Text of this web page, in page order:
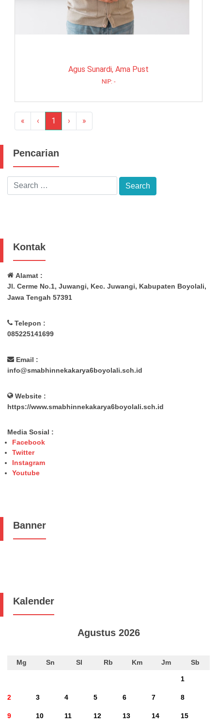
Agus Sunardi, Ama Pust
NIP: -
« ‹ 1 › »
Pencarian
Kontak
Alamat :
Jl. Cerme No.1, Juwangi, Kec. Juwangi, Kabupaten Boyolali,
Jawa Tengah 57391
Telepon :
085225141699
Email :
info@smabhinnekakarya6boyolali.sch.id
Website :
https://www.smabhinnekakarya6boyolali.sch.id
Media Sosial :
Facebook
Twitter
Instagram
Youtube
Banner
Kalender
Agustus 2026
Mg Sn Sl Rb Km Jm Sb
1
2 3 4 5 6 7 8
9 10 11 12 13 14 15